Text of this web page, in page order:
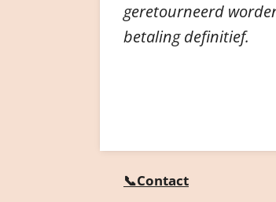
geretourneerd
betaling definitief.
📞Contact